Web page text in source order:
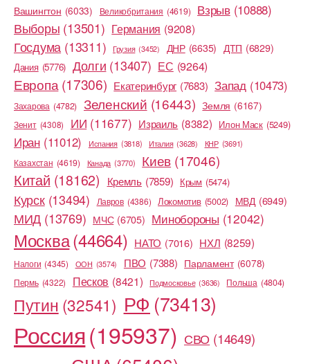
Вашингтон (6033) Великобритания (4619) Взрыв (10888)
Выборы (13501) Германия (9208)
Госдума (13311) Грузия (3452) ДНР (6635) ДТП (6829)
Дания (5776) Долги (13407) ЕС (9264)
Европа (17306) Екатеринбург (7683) Запад (10473)
Захарова (4782) Зеленский (16443) Земля (6167)
Зенит (4308) ИИ (11677) Израиль (8382) Илон Маск (5249)
Иран (11012) Испания (3818) Италия (3628) КНР (3691)
Казахстан (4619) Канада (3770) Киев (17046)
Китай (18162) Кремль (7859) Крым (5474)
Курск (13494) Лавров (4386) Локомотив (5002) МВД (6949)
МИД (13769) МЧС (6705) Минобороны (12042)
Москва(44664) НАТО (7016) НХЛ (8259)
Налоги (4345) ООН (3574) ПВО (7388) Парламент (6078)
Пермь (4322) Песков (8421) Подмосковье (3636) Польша (4804)
Путин (32541) РФ (73413)
Россия(195937) СВО (14649)